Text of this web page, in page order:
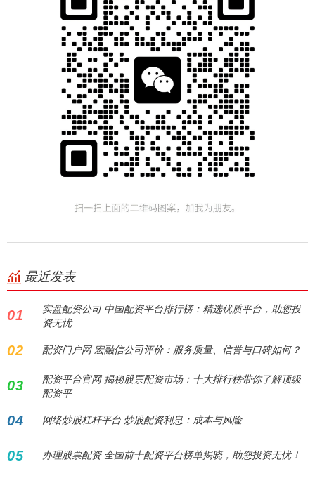
最近发表
01
实盘配资公司 中国配资平台排行榜：精选优质平台，助您投
资无忧
02 配资门户网 宏融信公司评价：服务质量、信誉与口碑如何？
03
配资平台官网 揭秘股票配资市场：十大排行榜带你了解顶级
配资平
04 网络炒股杠杆平台 炒股配资利息：成本与风险
05 办理股票配资 全国前十配资平台榜单揭晓，助您投资无忧！